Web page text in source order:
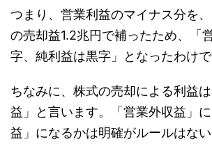
つまり、営業利益のマイナス分を
の売却益1.2兆円で補ったため、「
字、純利益は黒字」となったわけで
ちなみに、株式の売却による利益
益」と言います。「営業外収益」
益」になるかは明確がルールはな